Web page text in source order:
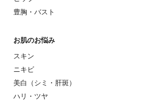
豊胸・バスト
お肌のお悩み
スキン
ニキビ
美⽩（シミ・肝斑）
ハリ・ツヤ